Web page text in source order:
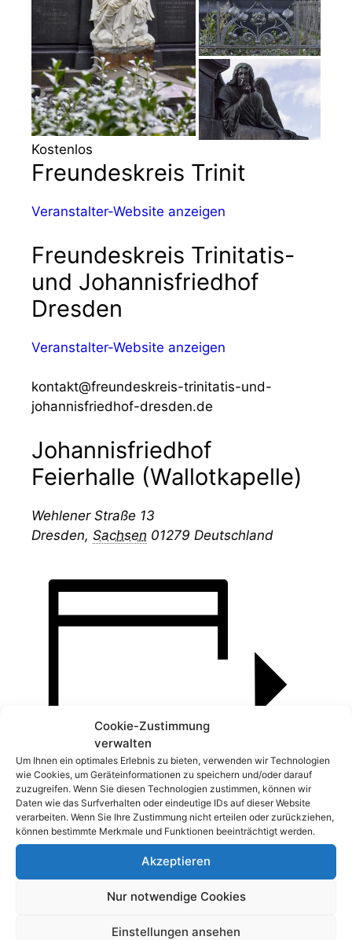
Cookie-Zustimmung
verwalten
Um Ihnen ein optimales Erlebnis zu bieten, verwenden wir Technologien
wie Cookies, um Geräteinformationen zu speichern und/oder darauf
zuzugreifen. Wenn Sie diesen Technologien zustimmen, können wir
Daten wie das Surfverhalten oder eindeutige IDs auf dieser Website
verarbeiten. Wenn Sie Ihre Zustimmung nicht erteilen oder zurückziehen,
können bestimmte Merkmale und Funktionen beeinträchtigt werden.
Akzeptieren
Nur notwendige Cookies
Einstellungen ansehen
Kostenlos
Freundeskreis Trinit
Veranstalter-Website anzeigen
Freundeskreis Trinitatis-
und Johannisfriedhof
Dresden
Veranstalter-Website anzeigen
kontakt@freundeskreis-trinitatis-und-
johannisfriedhof-dresden.de
Johannisfriedhof
Feierhalle (Wallotkapelle)
Wehlener Straße 13
Dresden, Sachsen 01279 Deutschland
Zum Kalender hinzufügen